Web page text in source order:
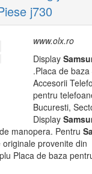
j730
www.olx.ro
Display
.Placa de
Accesorii
pentru
Bucuresti,
Display
manopera. Pentru
provenite din
Placa de baza